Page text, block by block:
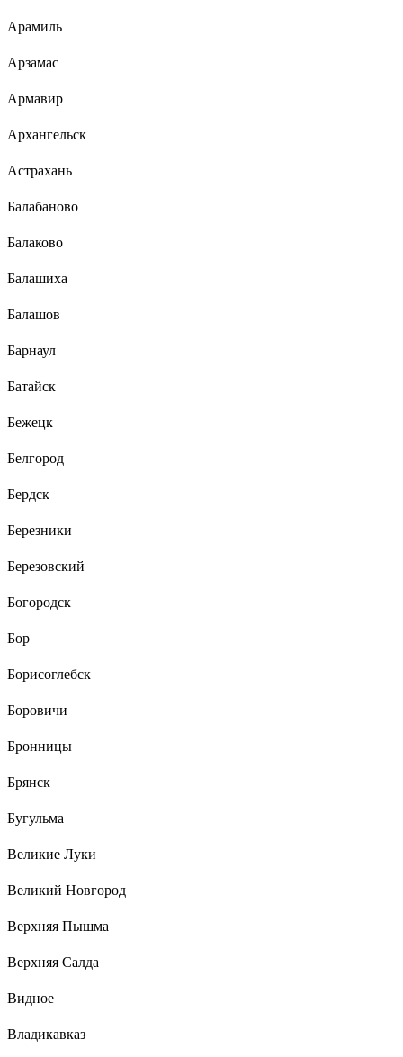
Арамиль
Арзамас
Армавир
Архангельск
Астрахань
Балабаново
Балаково
Балашиха
Балашов
Барнаул
Батайск
Бежецк
Белгород
Бердск
Березники
Березовский
Богородск
Бор
Борисоглебск
Боровичи
Бронницы
Брянск
Бугульма
Великие Луки
Великий Новгород
Верхняя Пышма
Верхняя Салда
Видное
Владикавказ